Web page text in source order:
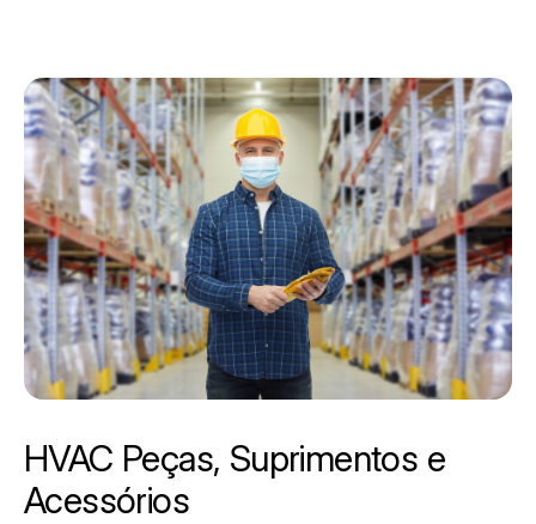
HVAC Peças, Suprimentos e
Acessórios